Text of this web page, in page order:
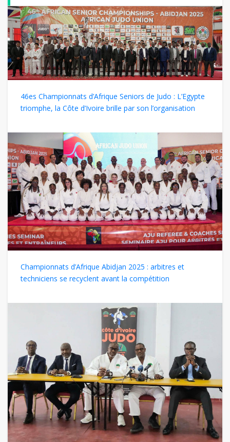
46es Championnats d’Afrique Seniors de Judo : L’Egypte
triomphe, la Côte d’Ivoire brille par son l’organisation
Championnats d’Afrique Abidjan 2025 : arbitres et
techniciens se recyclent avant la compétition